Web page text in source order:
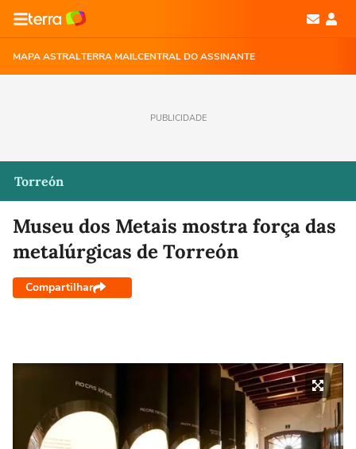
MAPA ASTRALTERRA MAILCENTRAL DO ASSINANTE
PUBLICIDADE
Torreón
Museu dos Metais mostra força das
metalúrgicas de Torreón
Compartilhar